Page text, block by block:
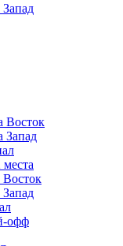
Запад
Восток
Запад
места
Восток
Запад
офф